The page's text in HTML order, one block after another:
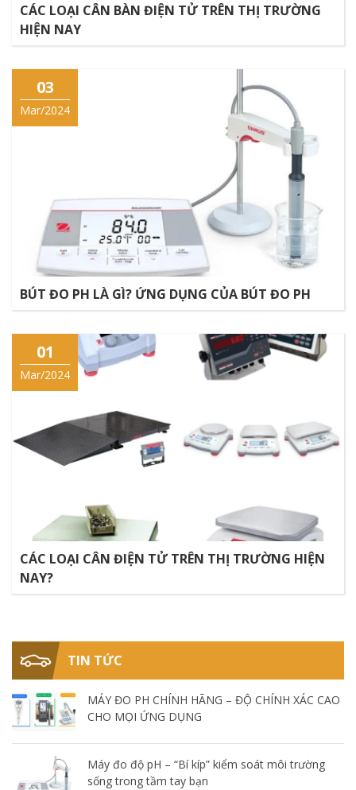
CÁC LOẠI CÂN BÀN ĐIỆN TỬ TRÊN THỊ TRƯỜNG
HIỆN NAY
03
Mar/2024
BÚT ĐO PH LÀ GÌ? ỨNG DỤNG CỦA BÚT ĐO PH
01
Mar/2024
CÁC LOẠI CÂN ĐIỆN TỬ TRÊN THỊ TRƯỜNG HIỆN
NAY?
TIN TỨC
MÁY ĐO PH CHÍNH HÃNG – ĐỘ CHÍNH XÁC CAO
CHO MỌI ỨNG DỤNG
Máy đo độ pH – “Bí kíp” kiểm soát môi trường
sống trong tầm tay bạn